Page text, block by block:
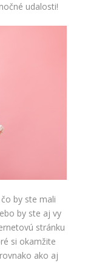
udalosti!
by ste mali
by ste aj vy
stránku
si okamžite
ako aj